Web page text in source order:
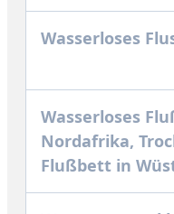
Wasserloses
Wasserloses
Nordafrika,
Flußbett in